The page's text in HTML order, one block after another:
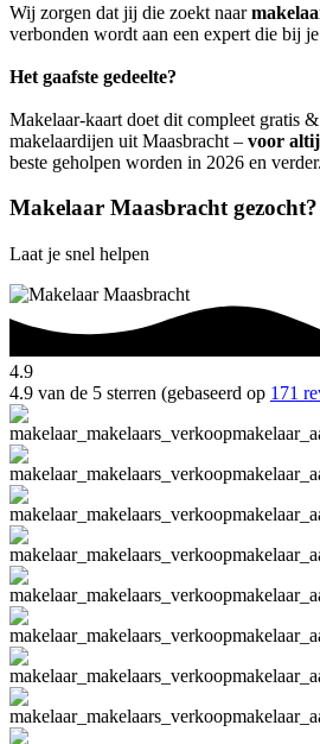
Wij zorgen dat jij die zoekt naar
verbonden wordt aan een expert die bij je
Het gaafste gedeelte?
Makelaar-kaart doet dit compleet gratis
makelaardijen uit Maasbracht – voor
beste geholpen worden in 2026 en verder.
Makelaar Maasbracht gezocht?
Laat je snel helpen
4.9
4.9 van de 5 sterren (gebaseerd op 171